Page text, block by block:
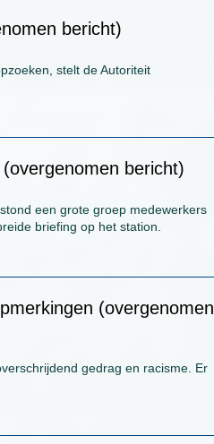
bericht)
stelt de Autoriteit
bericht)
een grote groep medewerkers
briefing op het station.
(overgenomen
gedrag en racisme. Er